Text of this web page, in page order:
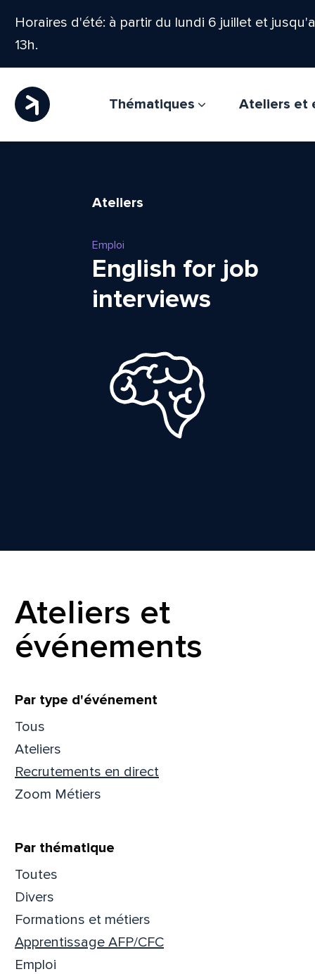
Horaires d'été: à partir du lundi 6 juillet et
13h.
Thématiques Ateliers et
Ateliers
Emploi
English for job
interviews
Ateliers et
événements
Filtrer
Par type d'événement
Tous
Ateliers
Recrutements en direct
Zoom Métiers
Par thématique
Toutes
Divers
Formations et métiers
Apprentissage AFP/CFC
Emploi